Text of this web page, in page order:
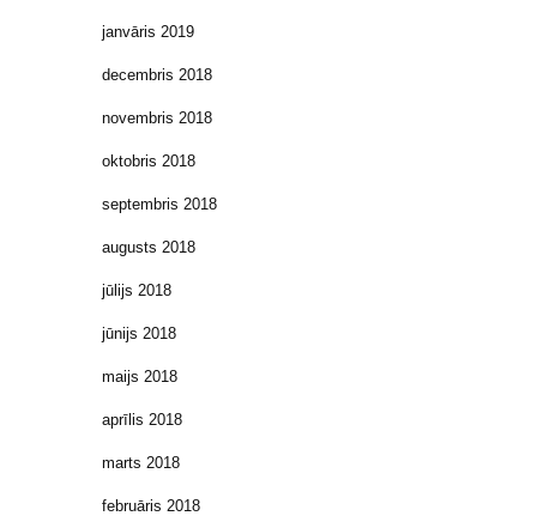
janvāris 2019
decembris 2018
novembris 2018
oktobris 2018
septembris 2018
augusts 2018
jūlijs 2018
jūnijs 2018
maijs 2018
aprīlis 2018
marts 2018
februāris 2018